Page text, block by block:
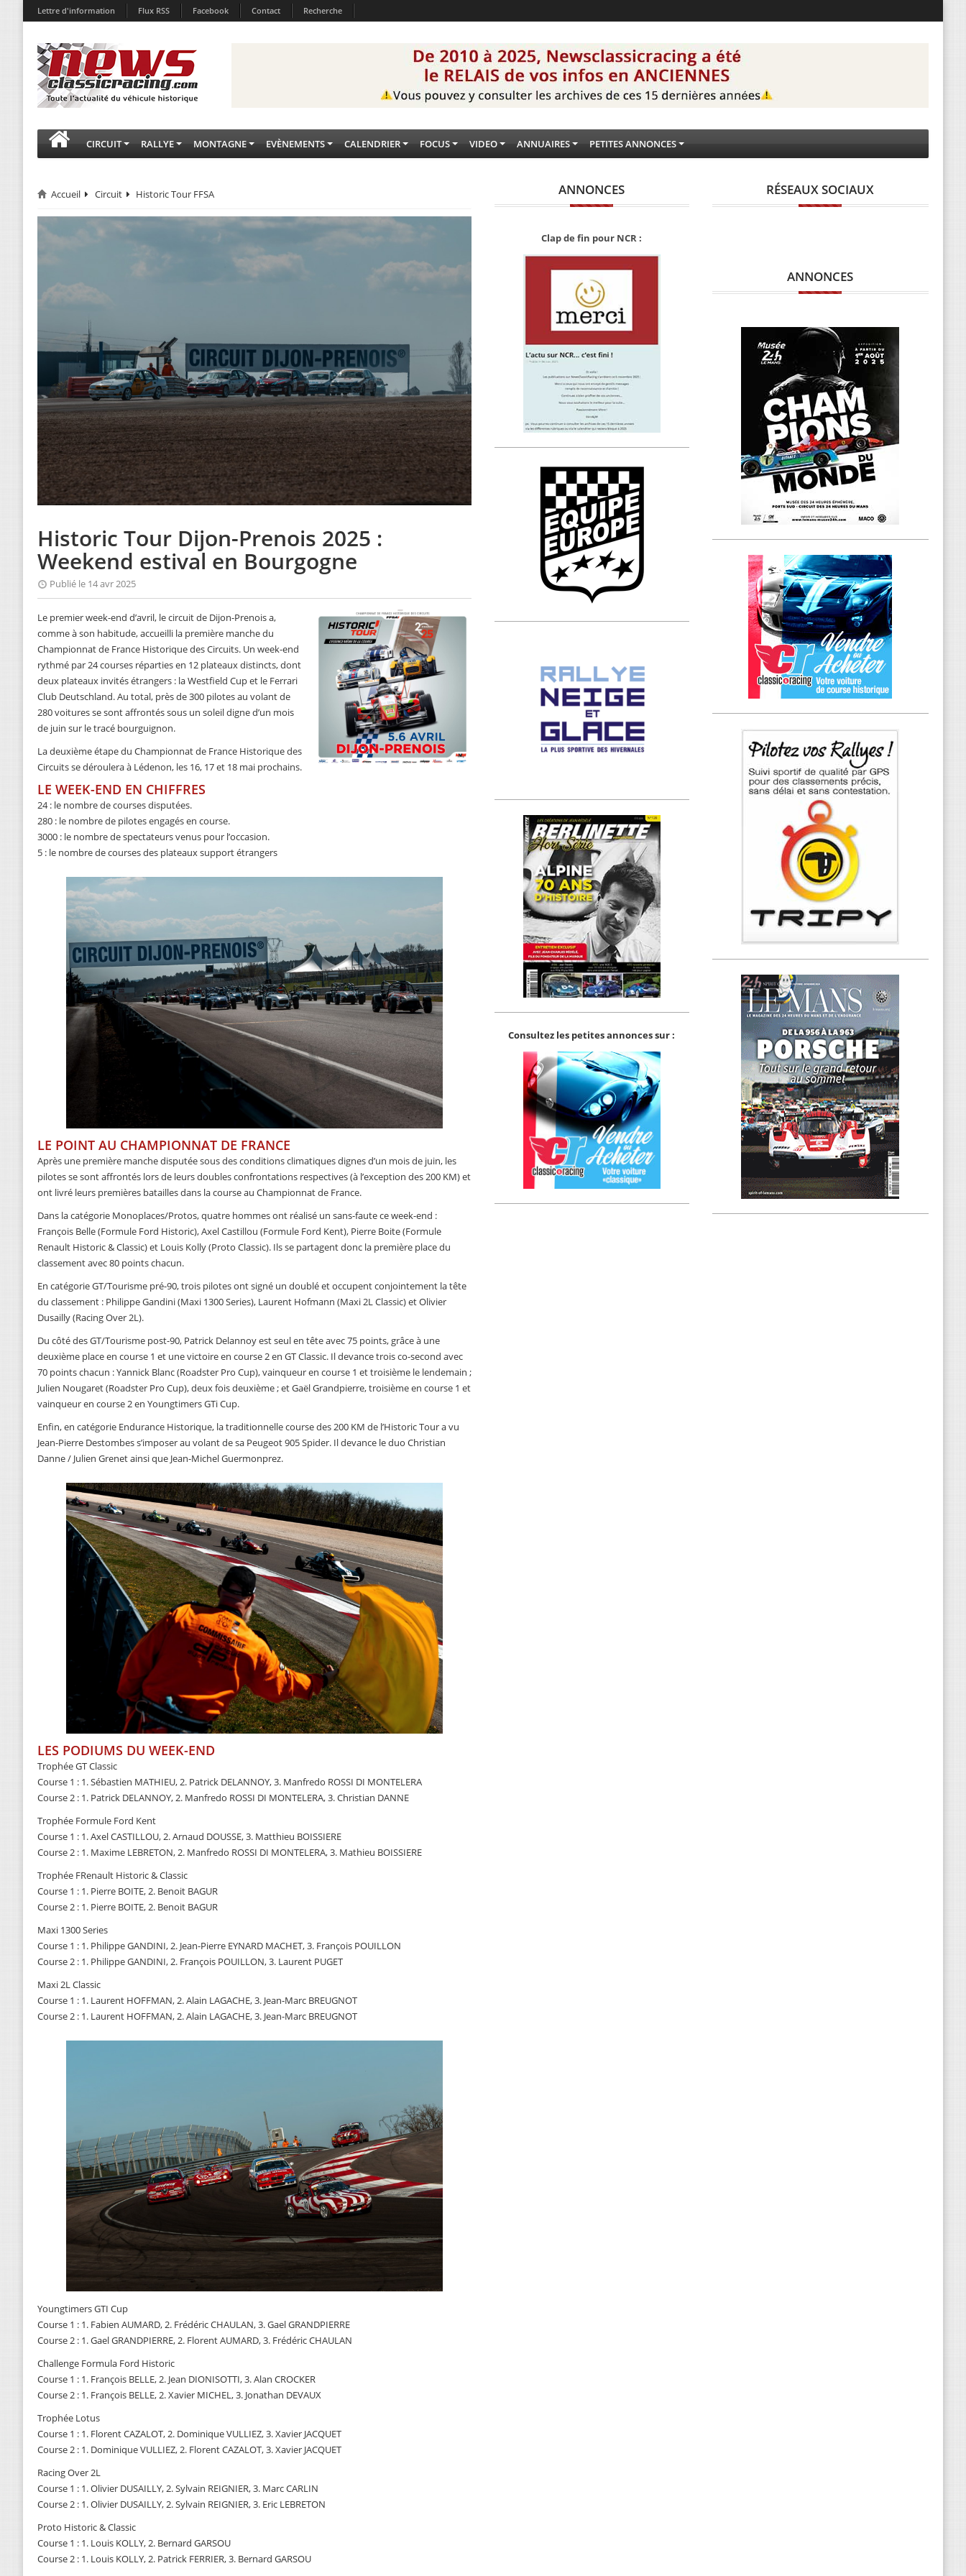
Lettre d'information Flux RSS Facebook Contact Recherche
CIRCUIT RALLYE MONTAGNE EVÈNEMENTS CALENDRIER FOCUS VIDEO ANNUAIRES PETITES ANNONCES
Accueil Circuit Historic Tour FFSA
Historic Tour Dijon-Prenois 2025 :
Weekend estival en Bourgogne
Publié le 14 avr 2025
Le premier week-end d’avril, le circuit de Dijon-Prenois a,
comme à son habitude, accueilli la première manche du
Championnat de France Historique des Circuits. Un week-end
rythmé par 24 courses réparties en 12 plateaux distincts, dont
deux plateaux invités étrangers : la Westfield Cup et le Ferrari
Club Deutschland. Au total, près de 300 pilotes au volant de
280 voitures se sont affrontés sous un soleil digne d’un mois
de juin sur le tracé bourguignon.
La deuxième étape du Championnat de France Historique des
Circuits se déroulera à Lédenon, les 16, 17 et 18 mai prochains.
LE WEEK-END EN CHIFFRES
24 : le nombre de courses disputées.
280 : le nombre de pilotes engagés en course.
3000 : le nombre de spectateurs venus pour l’occasion.
5 : le nombre de courses des plateaux support étrangers
LE POINT AU CHAMPIONNAT DE FRANCE
Après une première manche disputée sous des conditions climatiques dignes d’un mois de juin, les
pilotes se sont affrontés lors de leurs doubles confrontations respectives (à l’exception des 200 KM) et
ont livré leurs premières batailles dans la course au Championnat de France.
Dans la catégorie Monoplaces/Protos, quatre hommes ont réalisé un sans-faute ce week-end :
François Belle (Formule Ford Historic), Axel Castillou (Formule Ford Kent), Pierre Boite (Formule
Renault Historic & Classic) et Louis Kolly (Proto Classic). Ils se partagent donc la première place du
classement avec 80 points chacun.
En catégorie GT/Tourisme pré-90, trois pilotes ont signé un doublé et occupent conjointement la tête
du classement : Philippe Gandini (Maxi 1300 Series), Laurent Hofmann (Maxi 2L Classic) et Olivier
Dusailly (Racing Over 2L).
Du côté des GT/Tourisme post-90, Patrick Delannoy est seul en tête avec 75 points, grâce à une
deuxième place en course 1 et une victoire en course 2 en GT Classic. Il devance trois co-second avec
70 points chacun : Yannick Blanc (Roadster Pro Cup), vainqueur en course 1 et troisième le lendemain ;
Julien Nougaret (Roadster Pro Cup), deux fois deuxième ; et Gaël Grandpierre, troisième en course 1 et
vainqueur en course 2 en Youngtimers GTi Cup.
Enfin, en catégorie Endurance Historique, la traditionnelle course des 200 KM de l’Historic Tour a vu
Jean-Pierre Destombes s’imposer au volant de sa Peugeot 905 Spider. Il devance le duo Christian
Danne / Julien Grenet ainsi que Jean-Michel Guermonprez.
LES PODIUMS DU WEEK-END
Trophée GT Classic
Course 1 : 1. Sébastien MATHIEU, 2. Patrick DELANNOY, 3. Manfredo ROSSI DI MONTELERA
Course 2 : 1. Patrick DELANNOY, 2. Manfredo ROSSI DI MONTELERA, 3. Christian DANNE
Trophée Formule Ford Kent
Course 1 : 1. Axel CASTILLOU, 2. Arnaud DOUSSE, 3. Matthieu BOISSIERE
Course 2 : 1. Maxime LEBRETON, 2. Manfredo ROSSI DI MONTELERA, 3. Mathieu BOISSIERE
Trophée FRenault Historic & Classic
Course 1 : 1. Pierre BOITE, 2. Benoit BAGUR
Course 2 : 1. Pierre BOITE, 2. Benoit BAGUR
Maxi 1300 Series
Course 1 : 1. Philippe GANDINI, 2. Jean-Pierre EYNARD MACHET, 3. François POUILLON
Course 2 : 1. Philippe GANDINI, 2. François POUILLON, 3. Laurent PUGET
Maxi 2L Classic
Course 1 : 1. Laurent HOFFMAN, 2. Alain LAGACHE, 3. Jean-Marc BREUGNOT
Course 2 : 1. Laurent HOFFMAN, 2. Alain LAGACHE, 3. Jean-Marc BREUGNOT
Youngtimers GTI Cup
Course 1 : 1. Fabien AUMARD, 2. Frédéric CHAULAN, 3. Gael GRANDPIERRE
Course 2 : 1. Gael GRANDPIERRE, 2. Florent AUMARD, 3. Frédéric CHAULAN
Challenge Formula Ford Historic
Course 1 : 1. François BELLE, 2. Jean DIONISOTTI, 3. Alan CROCKER
Course 2 : 1. François BELLE, 2. Xavier MICHEL, 3. Jonathan DEVAUX
Trophée Lotus
Course 1 : 1. Florent CAZALOT, 2. Dominique VULLIEZ, 3. Xavier JACQUET
Course 2 : 1. Dominique VULLIEZ, 2. Florent CAZALOT, 3. Xavier JACQUET
Racing Over 2L
Course 1 : 1. Olivier DUSAILLY, 2. Sylvain REIGNIER, 3. Marc CARLIN
Course 2 : 1. Olivier DUSAILLY, 2. Sylvain REIGNIER, 3. Eric LEBRETON
Proto Historic & Classic
Course 1 : 1. Louis KOLLY, 2. Bernard GARSOU
Course 2 : 1. Louis KOLLY, 2. Patrick FERRIER, 3. Bernard GARSOU
ANNONCES
Clap de fin pour NCR :
Consultez les petites annonces sur :
RÉSEAUX SOCIAUX
ANNONCES